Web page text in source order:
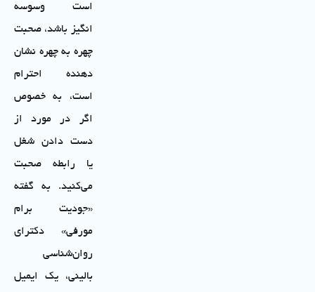
است وسوسه
انگیز باشد، صحبت
چهره به چهره نشان
دهنده احترام
است، به خصوص
اگر در مورد از
دست دادن شغل
یا رابطه صحبت
می‌کنید. به گفته
«جودیت برام
مورفی» دکترای
روان‌شناسی
بالینی، یک ایمیل